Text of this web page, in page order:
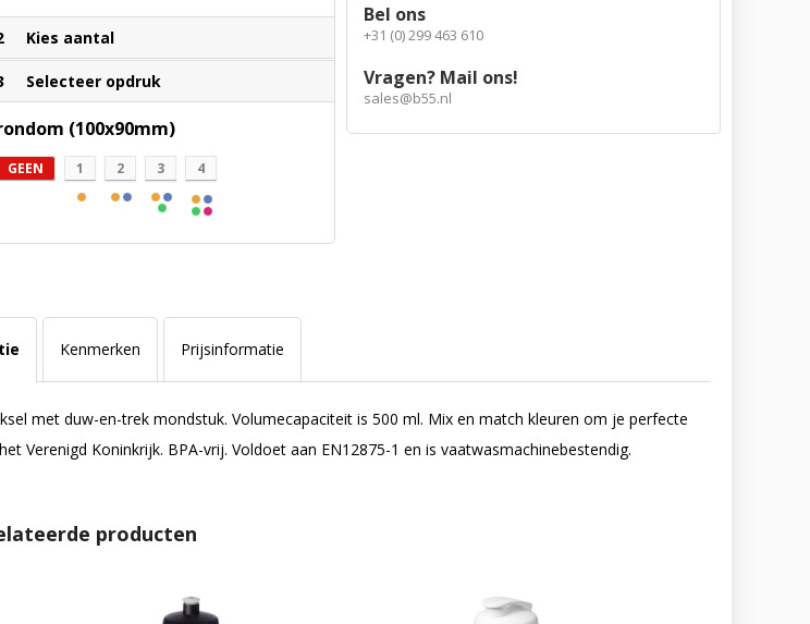
Kies aantal
Selecteer opdruk
(100x90mm)
GEEN 1 2 3 4
Bel ons
+31 (0) 299 463 610
Vragen? Mail ons!
sales@b55.nl
Kenmerken Prijsinformatie
met duw-en-trek mondstuk. Volumecapaciteit is 500 ml. Mix en match kleuren om je perfecte
Koninkrijk. BPA-vrij. Voldoet aan EN12875-1 en is vaatwasmachinebestendig.
producten